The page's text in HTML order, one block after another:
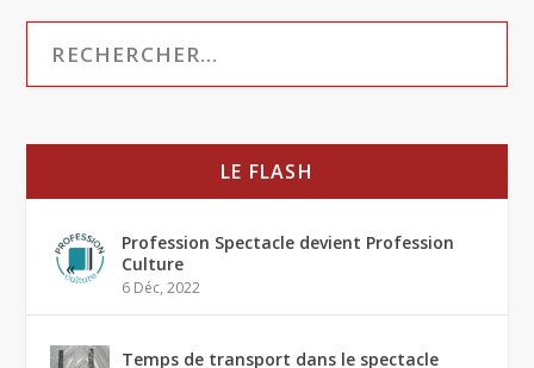
LE FLASH
Profession Spectacle devient Profession
Culture
6 Déc, 2022
Temps de transport dans le spectacle